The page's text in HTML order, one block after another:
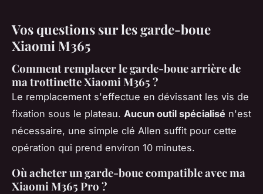
Vos questions sur les garde-boue
Xiaomi M365
Comment remplacer le garde-boue arrière de
ma trottinette Xiaomi M365 ?
Le remplacement s'effectue en dévissant les vis de
fixation sous le plateau. Aucun outil spécialisé n'est
nécessaire, une simple clé Allen suffit pour cette
opération qui prend environ 10 minutes.
Où acheter un garde-boue compatible avec ma
Xiaomi M365 Pro ?